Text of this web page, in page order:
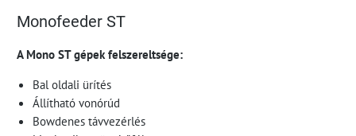
Monofeeder ST
A Mono ST gépek felszereltsége:
Bal oldali ürítés
Állítható vonórúd
Bowdenes távvezérlés